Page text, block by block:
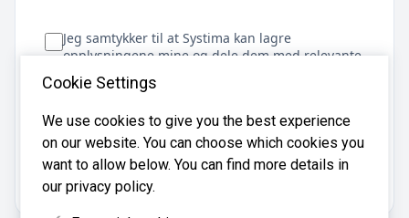
Jeg samtykker til at Systima kan lagre
opplysningene mine og dele dem med relevante
regnskapsbyråer for å hjelpe meg å finne
regnskapsfører
Få tilbud
Cookie Settings
We use cookies to give you the best experience
on our website. You can choose which cookies you
want to allow below. You can find more details in
our privacy policy.